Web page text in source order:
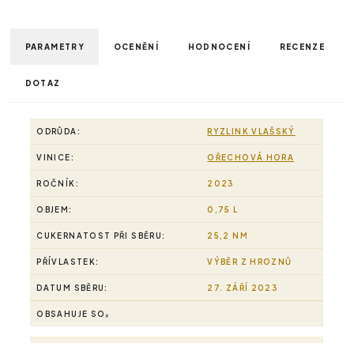
PARAMETRY OCENĚNÍ HODNOCENÍ RECENZE
DOTAZ
ODRŮDA: RYZLINK VLAŠSKÝ
VINICE: OŘECHOVÁ HORA
ROČNÍK: 2023
OBJEM: 0,75 L
CUKERNATOST PŘI SBĚRU: 25,2 NM
PŘÍVLASTEK: VÝBĚR Z HROZNŮ
DATUM SBĚRU: 27. ZÁŘÍ 2023
OBSAHUJE SO₂